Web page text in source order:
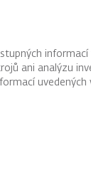
ani analýzu